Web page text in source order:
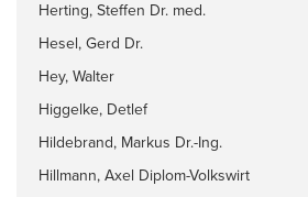
Herting, Steffen Dr. med.
Hesel, Gerd Dr.
Hey, Walter
Higgelke, Detlef
Hildebrand, Markus Dr.-Ing.
Hillmann, Axel Diplom-Volkswirt